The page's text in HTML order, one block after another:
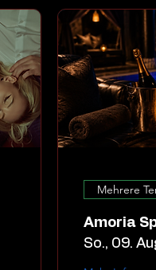
Mehrere
Amoria
So., 09.